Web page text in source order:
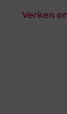
Verken